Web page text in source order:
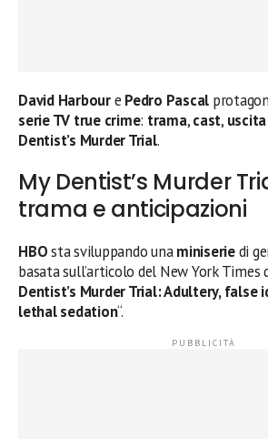
David Harboure Pedro Pascal
serie TV true crime: trama,cast, uscita
Dentist’s Murder Trial.
My Dentist’s Murder
trama e anticipazioni
HBOsta sviluppando unaminiseriedi
basata sull’articolo del New York Times
Dentist’s Murder Trial: Adultery, false
lethal sedation“.